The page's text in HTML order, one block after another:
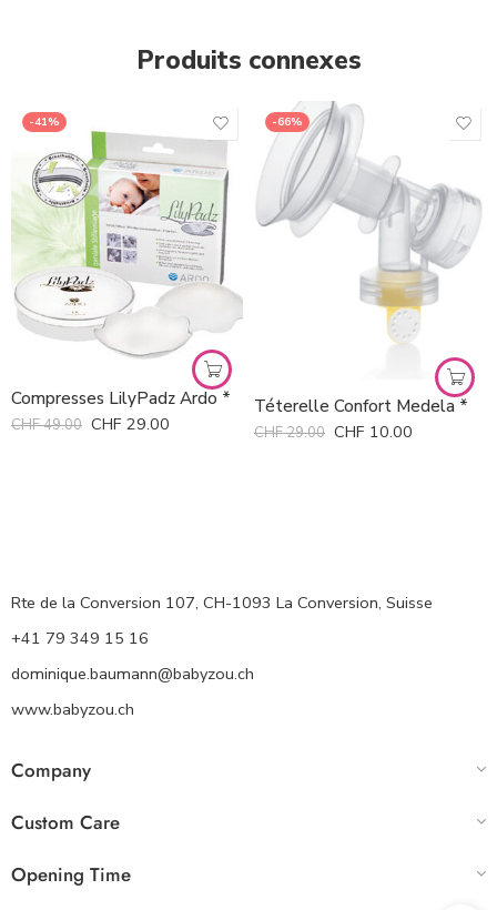
Produits connexes
-41%
Compresses LilyPadz Ardo *
CHF49.00 CHF 29.00
-66%
Téterelle Confort Medela *
CHF29.00 CHF 10.00
Rte de la Conversion 107, CH-1093 La Conversion, Suisse
+41 79 349 15 16
dominique.baumann@babyzou.ch
www.babyzou.ch
Company
Custom Care
Opening Time